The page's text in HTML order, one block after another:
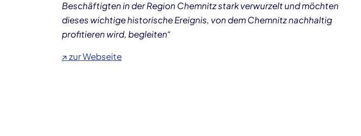
Beschäftigten in der Region Chemnitz stark verwurzelt und möchten
dieses wichtige historische Ereignis, von dem Chemnitz nachhaltig
profitieren wird, begleiten“
↗ zur Webseite